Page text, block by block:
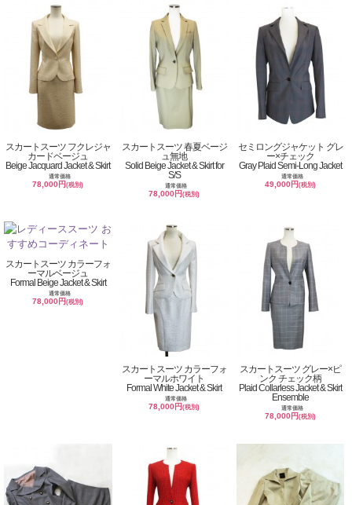
スカートスーツ フクレジャ
カードベージュ
Beige Jacquard Jacket & Skirt
通常価格
78,000円(税別)
スカートスーツ 春夏ベージ
ュ無地
Solid Beige Jacket & Skirt for
S/S
通常価格
78,000円(税別)
セミロングジャケット グレ
ー×チェック
Gray Plaid Semi-Long Jacket
通常価格
49,000円(税別)
スカートスーツ カラーフォ
ーマルベージュ
Formal Beige Jacket & Skirt
通常価格
78,000円(税別)
スカートスーツ カラーフォ
ーマルホワイト
Formal White Jacket & Skirt
通常価格
78,000円(税別)
スカートスーツ グレー×ピ
ンク チェック柄
Plaid Collarless Jacket & Skirt
Ensemble
通常価格
78,000円(税別)